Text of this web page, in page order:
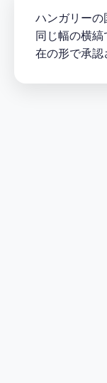
ハンガリー
同じ幅の横
在の形で承認